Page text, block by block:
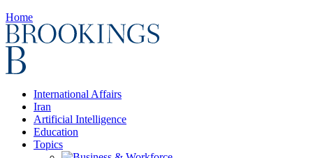
Home
International Affairs
Iran
Artificial Intelligence
Education
Topics